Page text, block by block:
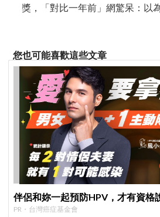
獎，「對比一年前」網驚呆：以
您也可能喜歡這些文章
伴侶和妳一起預防HPV，才有資格
PR・台灣癌症基金會